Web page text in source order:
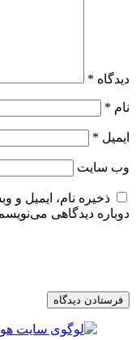
دیدگاه *
نام *
ایمیل *
وب‌ سایت
ذخیره نام، ایمیل و
دوباره دیدگاهی